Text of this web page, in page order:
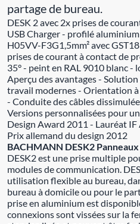
partage de bureau.
DESK 2 avec 2x prises de
USB Charger - profilé
H05VV-F3G1,5mm² avec
prises de courant à contact de
35° - peint en RAL 9010 blanc -
Aperçu des avantages -
travail modernes - Orientation
- Conduite des câbles
Versions personnalisées pour
Design Award 2011 - Lauréat
Prix allemand du design 2012
BACHMANN DESK2
DESK2 est une prise multiple
modules de communication.
utilisation flexible au bureau,
bureau à domicile ou pour le
prise en aluminium est
connexions sont vissées sur la